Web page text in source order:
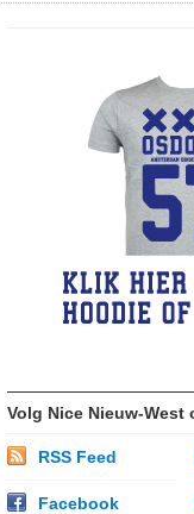
Volg Nice Nieuw-West
RSS Feed
Facebook